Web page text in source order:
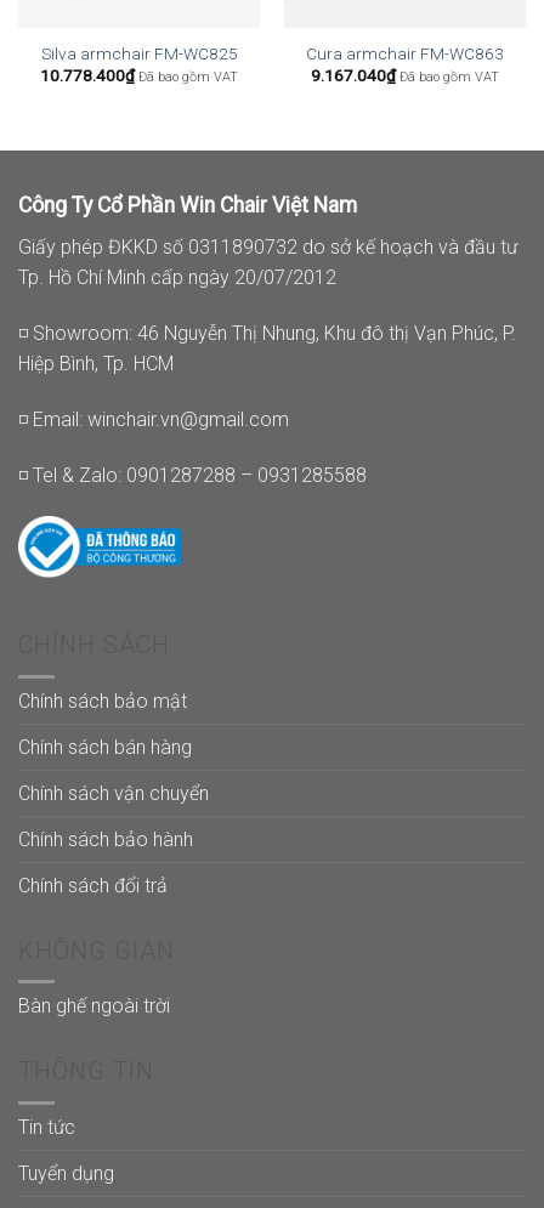
Silva armchair FM-WC825
10.778.400₫ Đã bao gồm VAT
Cura armchair FM-WC863
9.167.040₫ Đã bao gồm VAT
Công Ty Cổ Phần Win Chair Việt Nam
Giấy phép ĐKKD số 0311890732 do sở kế hoạch và đầu tư
Tp. Hồ Chí Minh cấp ngày 20/07/2012
◽ Showroom: 46 Nguyễn Thị Nhung, Khu đô thị Vạn Phúc, P.
Hiệp Bình, Tp. HCM
◽ Email: winchair.vn@gmail.com
◽ Tel & Zalo: 0901287288 – 0931285588
Chính sách bảo mật
Chính sách bán hàng
Chính sách vận chuyển
Chính sách bảo hành
Chính sách đổi trả
Bàn ghế ngoài trời
Tin tức
Tuyển dụng